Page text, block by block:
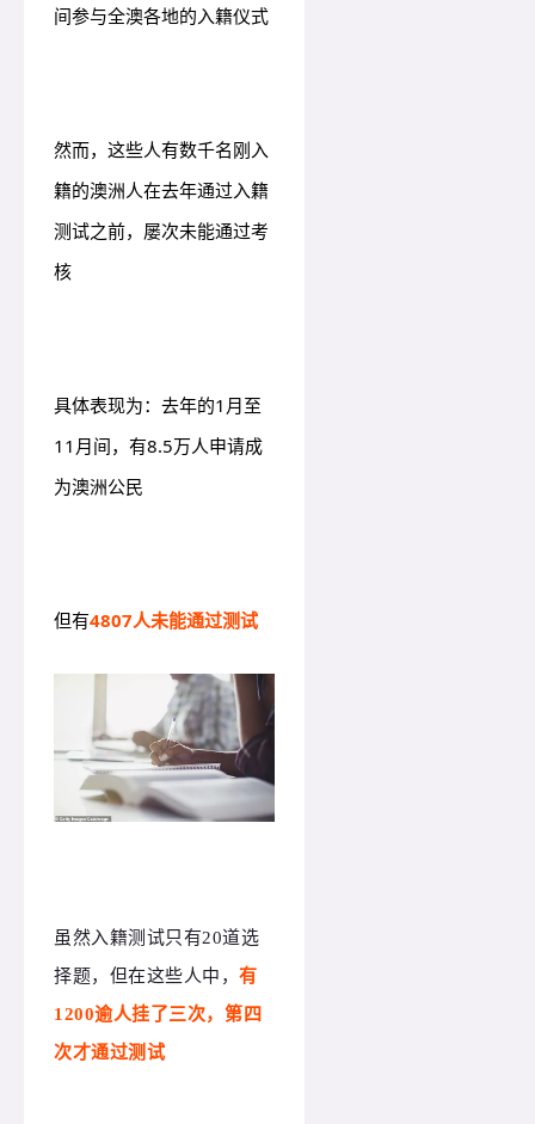
间参与全澳各地的入籍仪式
然而，这些人有数千名刚入
籍的澳洲人在去年通过入籍
测试之前，屡次未能通过考
核
具体表现为：去年的1月至
11月间，有8.5万人申请成
为澳洲公民
但有4807人未能通过测试
虽然入籍测试只有20道选
择题，但在这些人中，有
1200逾人挂了三次，第四
次才通过测试